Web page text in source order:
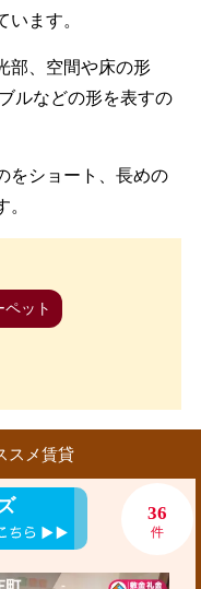
ます。
部、空間や床の形
ルなどの形を表すの
をショート、長めの
ペット
スメ賃貸
36
件